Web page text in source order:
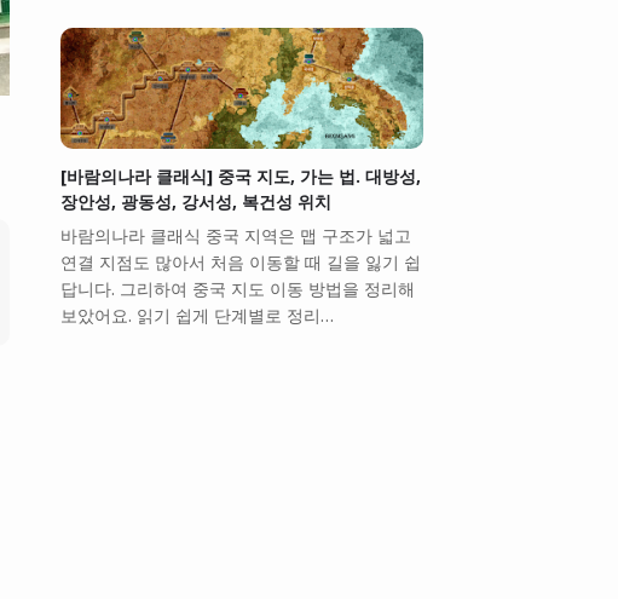
[바람의나라 클래식] 중국 지도, 가는 법. 대방성,
장안성, 광동성, 강서성, 복건성 위치
바람의나라 클래식 중국 지역은 맵 구조가 넓고
연결 지점도 많아서 처음 이동할 때 길을 잃기 쉽
답니다. 그리하여 중국 지도 이동 방법을 정리해
보았어요. 읽기 쉽게 단계별로 정리…